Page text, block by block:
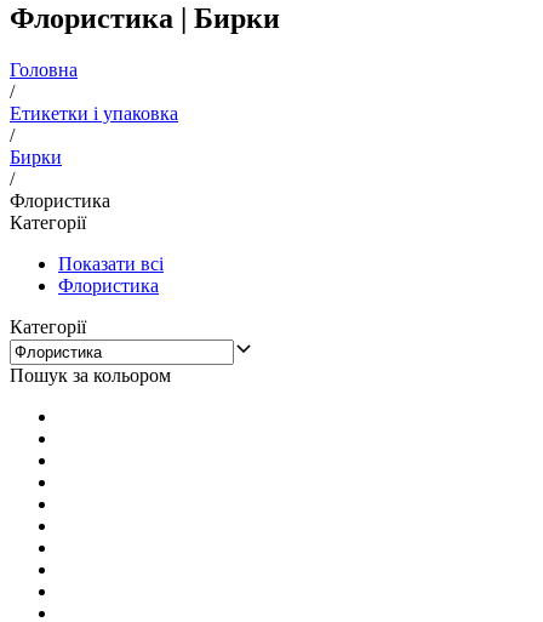
Флористика | Бирки
Головна
/
Етикетки і упаковка
/
Бирки
/
Флористика
Категорії
Показати всі
Флористика
Категорії
Пошук за кольором